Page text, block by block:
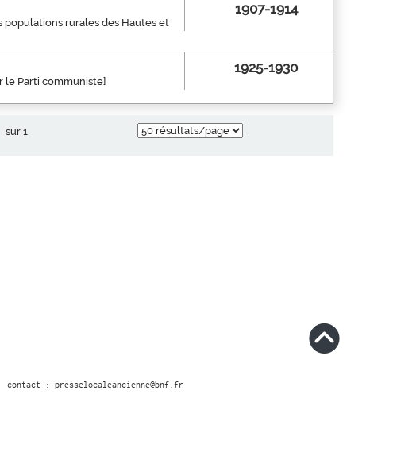
populations rurales des Hautes et
1907-1914
le Parti communiste]
1925-1930
sur 1
contact : presselocaleancienne@bnf.fr